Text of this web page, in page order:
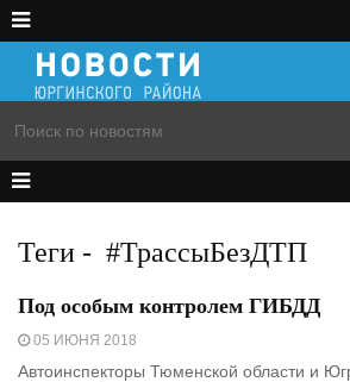
Теги - #ТрассыБезДТП
Под особым контролем ГИБДД
05 ИЮНЯ 2018
Автоинспекторы Тюменской области и